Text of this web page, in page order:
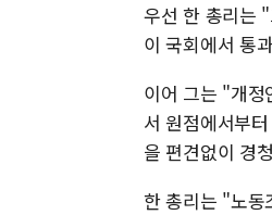
우선 한 총리는
이 국회에서 통
이어 그는 "개정
서 원점에서부
을 편견없이 경
한 총리는 "노동